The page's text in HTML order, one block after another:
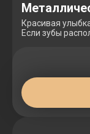
Красивая
Если зубы